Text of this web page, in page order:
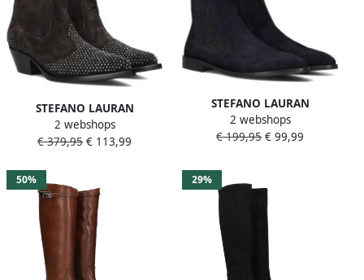
STEFANO LAURAN
Enkellaarsjes Dames 9706r
Maat: 38 Materiaal: Suède
2 webshops
€ 379,95 € 113,99
STEFANO LAURAN
Enkellaarsjes Dames S3283
Maat: 37 Materiaal: Suède
2 webshops
€ 199,95 € 99,99
50% 29%